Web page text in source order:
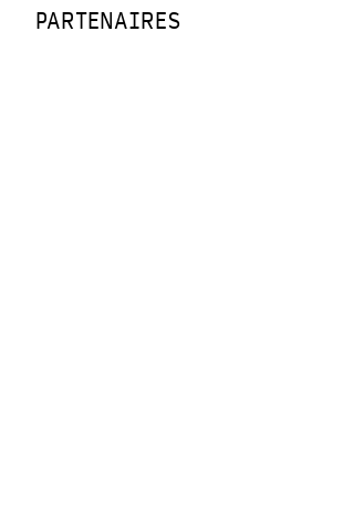
PARTENAIRES